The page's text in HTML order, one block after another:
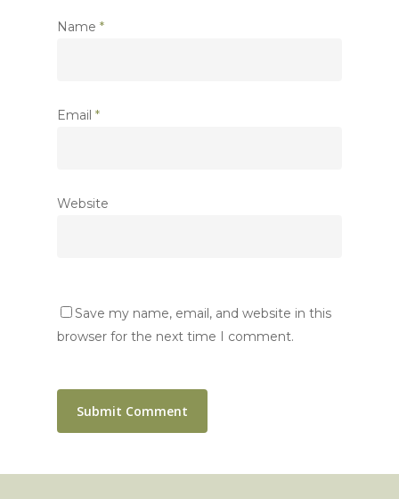
Name *
Email *
Website
Save my name, email, and website in this
browser for the next time I comment.